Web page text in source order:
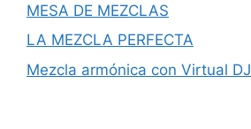
MESA DE MEZCLAS
LA MEZCLA PERFECTA
Mezcla armónica con Virtual DJ